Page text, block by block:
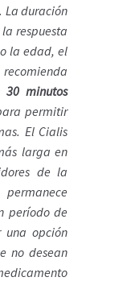
duración
respuesta
la edad, el
30 minutos
permitir
El Cialis
larga en
de la
período de
una opción
no desean